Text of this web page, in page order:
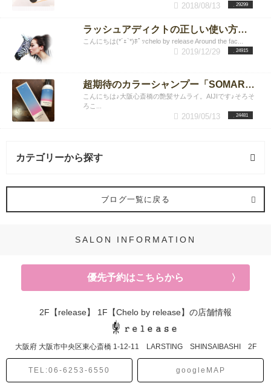
29299
2018/08/13
ラッシュアディクトの正しい使い方☆chelo by release Around the face店
こんにちは(*´ｪ`*)ﾎﾟｯchelo by release Around the fac...
24915
2019/12/29
超期待のカラーシャンプー「SOMARCA」（ソマルカ）は本当に染まるか？？検証&リアルゲストデータプレビューレポート
こんにちは♪大阪心斎橋の艶髪サムライ。AIJIです♪そろそ
ろこ...
24481
2019/05/13
カテゴリーから探す
ヘアスタイル (3記事)
ブログ一覧に戻る
SALON INFORMATION
優先予約はこちらから
2F【release】 1F【Chelo by release】の店舗情報
大阪府 大阪市中央区東心斎橋 1-12-11 LARSTING SHINSAIBASHI 2F
TEL:06-6253-6550 googleMAP